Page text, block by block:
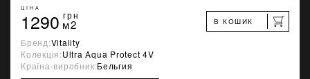
ЦІНА
1290 грн
м2 В КОШИК
Бренд:Vitality
Колекція:Ultra Aqua Protect 4V
Країна-виробник:Бельгия